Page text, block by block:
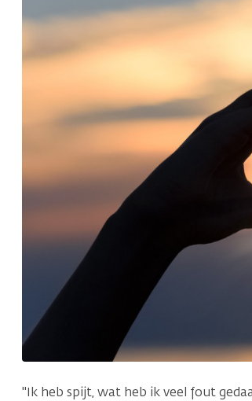
"Ik heb spijt, wat heb ik veel fout